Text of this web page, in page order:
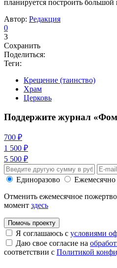
планируется построить
Автор: Редакция
0
3
Сохранить
Поделиться:
Теги:
Крещение (таинство)
Храм
Церковь
Поддержите журнал
700 ₽
1 500 ₽
5 500 ₽
Единоразово
Ежемесячно
Отменить ежемесячное
момент здесь
Помочь проекту
Я соглашаюсь с условиями
Даю свое согласие на
соответствии с Политикой